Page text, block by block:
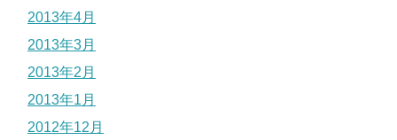
2013年4月
2013年3月
2013年2月
2013年1月
2012年12月